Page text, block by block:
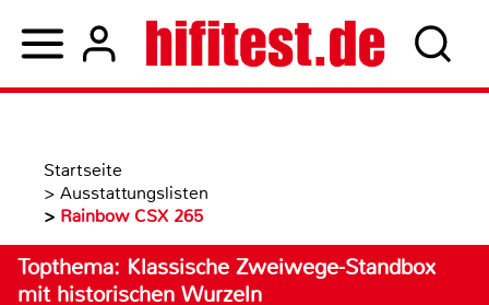
Startseite
> Ausstattungslisten
> Rainbow CSX 265
Topthema: Klassische Zweiwege-Standbox
mit historischen Wurzeln